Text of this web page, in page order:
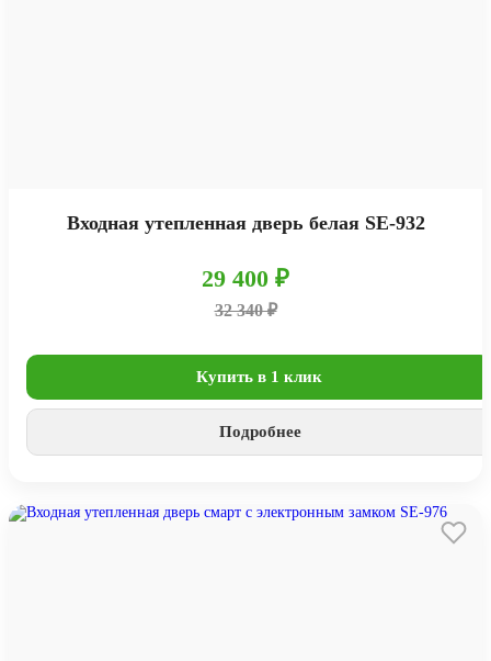
Входная утепленная дверь белая SE-932
29 400 ₽
32 340 ₽
Купить в 1 клик
Подробнее